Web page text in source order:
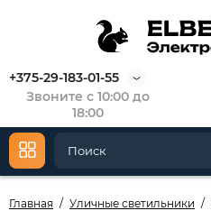
+375-29-183-01-55
Звоните с 10:00 до
18:00
Главная Уличные светильники